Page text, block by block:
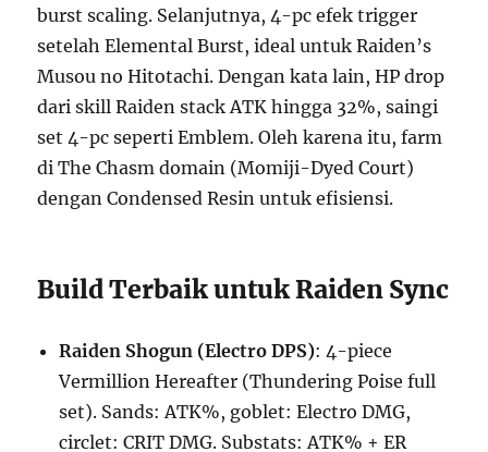
burst scaling. Selanjutnya, 4-pc efek trigger
setelah Elemental Burst, ideal untuk Raiden’s
Musou no Hitotachi. Dengan kata lain, HP drop
dari skill Raiden stack ATK hingga 32%, saingi
set 4-pc seperti Emblem. Oleh karena itu, farm
di The Chasm domain (Momiji-Dyed Court)
dengan Condensed Resin untuk efisiensi.
Build Terbaik untuk Raiden Sync
Raiden Shogun (Electro DPS): 4-piece
Vermillion Hereafter (Thundering Poise full
set). Sands: ATK%, goblet: Electro DMG,
circlet: CRIT DMG. Substats: ATK% + ER